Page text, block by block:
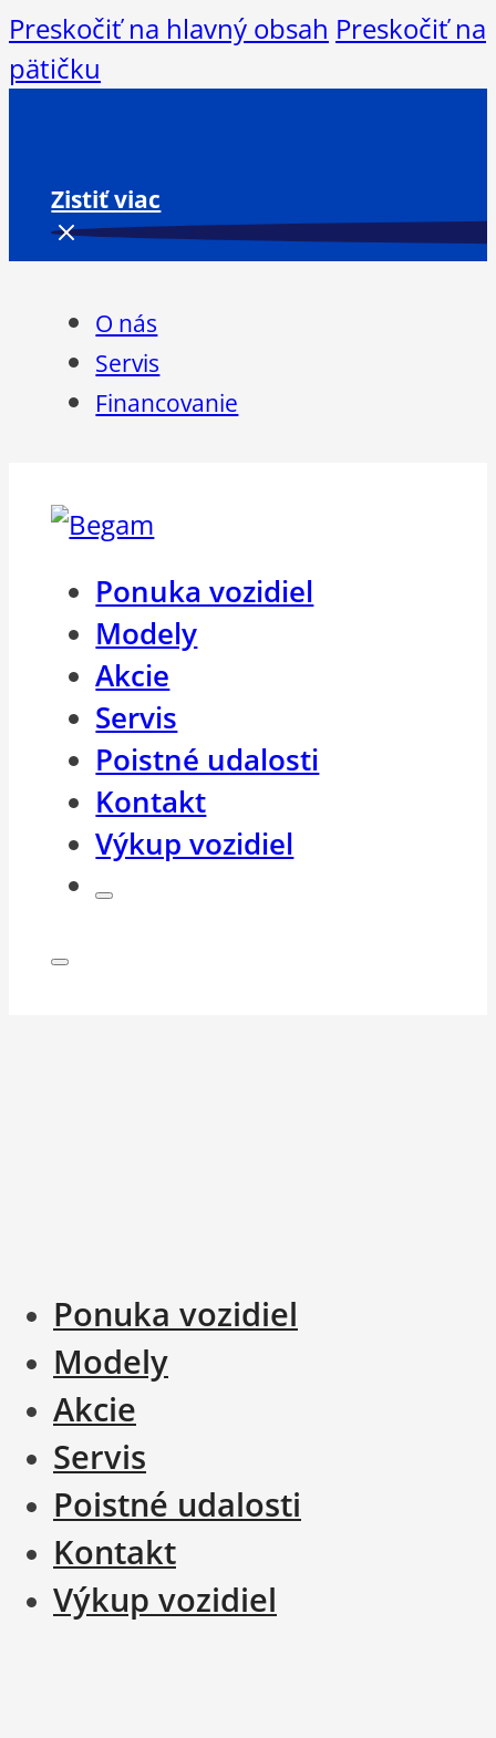
Preskočiť na hlavný obsah Preskočiť na
pätičku
Zistiť viac
O nás
Servis
Financovanie
Ponuka vozidiel
Modely
Akcie
Servis
Poistné udalosti
Kontakt
Výkup vozidiel
Ponuka vozidiel
Modely
Akcie
Servis
Poistné udalosti
Kontakt
Výkup vozidiel